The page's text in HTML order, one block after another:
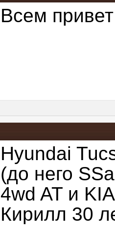
Всем
Hyundai
(до него
4wd AT и
Кирилл 30